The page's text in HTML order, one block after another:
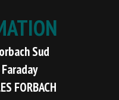
Sud
FORBACH